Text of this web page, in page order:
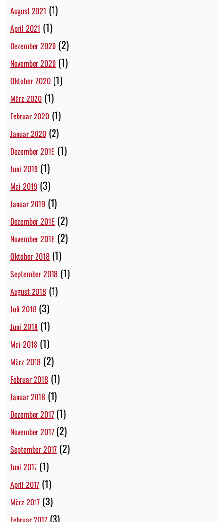
August 2021 (1)
April 2021 (1)
Dezember 2020 (2)
November 2020 (1)
Oktober 2020 (1)
März 2020 (1)
Februar 2020 (1)
Januar 2020 (2)
Dezember 2019 (1)
Juni 2019 (1)
Mai 2019 (3)
Januar 2019 (1)
Dezember 2018 (2)
November 2018 (2)
Oktober 2018 (1)
September 2018 (1)
August 2018 (1)
Juli 2018 (3)
Juni 2018 (1)
Mai 2018 (1)
März 2018 (2)
Februar 2018 (1)
Januar 2018 (1)
Dezember 2017 (1)
November 2017 (2)
September 2017 (2)
Juni 2017 (1)
April 2017 (1)
März 2017 (3)
Februar 2017 (3)